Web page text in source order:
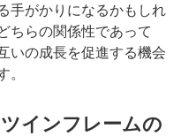
手がかりになるかもしれ
ちらの関係性であって
いの成長を促進する機会
。
インフレームの